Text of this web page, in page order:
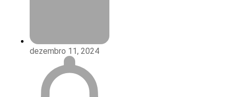
dezembro 11, 2024